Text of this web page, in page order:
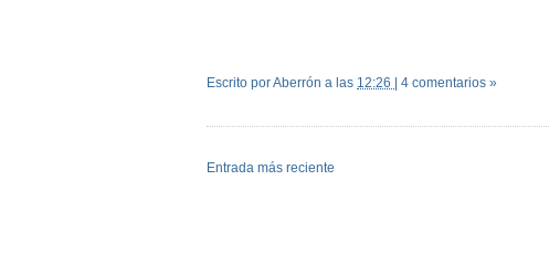
Escrito por Aberrón a las 12:26 | 4 comentarios »
Entrada más reciente